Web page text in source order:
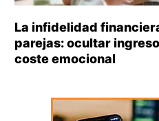
La infidelidad
parejas: ocultar
coste emocional